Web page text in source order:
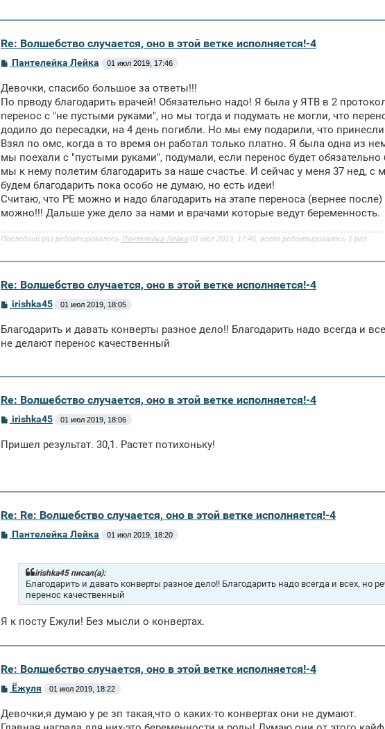
Re: Волшебство случается, оно в этой ветке исполняется!-4
С
б
щ
н
и
Пантелейка Лейка 01 июл 2019, 17:46
Девочки, спасибо большое за ответы!!!
По прводу благодарить врачей! Обязательно надо! Я была у ЯТВ в 2
перенос с "не пустыми руками", но мы тогда и подумать не могли, что
додило до пересадки, на 4 день погибли. Но мы ему подарили, что
Взял по омс, когда в то время он работал только платно. Я была одна из
мы поехали с "пустыми руками", подумали, если перенос будет обязательно
мы к нему полетим благодарить за наше счастье. И сейчас у меня 37 нед, с
будем благодарить пока особо не думаю, но есть идеи!
Считаю, что РЕ можно и надо благодарить на этапе переноса (вернее
можно!!! Дальше уже дело за нами и врачами которые ведут беременность.
Последний раз редактировалось Пантелейка Лейка 01 июл 2019, 17:46, всего редактировалось 1 раз.
Re: Волшебство случается, оно в этой ветке исполняется!-4
С
б
щ
е
irishka45 01 июл 2019, 18:05
Благодарить и давать конверты разное дело!! Благодарить надо всегда и
не делают перенос качественный
Re: Волшебство случается, оно в этой ветке исполняется!-4
С
б
е
irishka45 01 июл 2019, 18:06
Пришел результат. 30,1. Растет потихоньку!
Re: Re: Волшебство случается, оно в этой ветке исполняется!-4
СПантелейка Лейка 01 июл 2019, 18:20
irishka45 писал(а):
Благодарить и давать конверты разное дело!! Благодарить надо всегда и всех, но
перенос качественный
Я к посту Ежули! Без мысли о конвертах.
Re: Волшебство случается, оно в этой ветке исполняется!-4
С
б
щ
Ёжуля 01 июл 2019, 18:22
Девочки,я думаю у ре зп такая,что о каких-то конвертах они не думают.